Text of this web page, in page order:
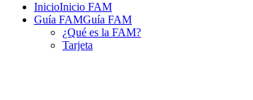
InicioInicio FAM
Guía FAMGuía FAM
¿Qué es la FAM?
Tarjeta